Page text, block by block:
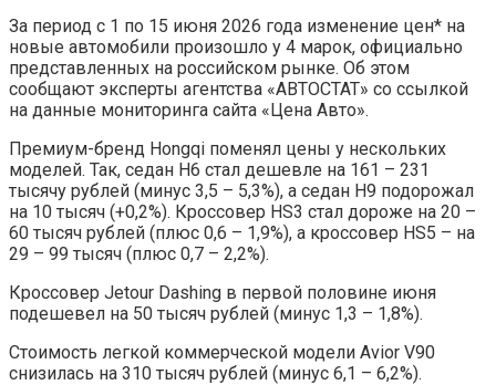
За период с 1 по 15 июня 2026 года изменение цен* на
новые автомобили произошло у 4 марок, официально
представленных на российском рынке. Об этом
сообщают эксперты агентства «АВТОСТАТ» со ссылкой
на данные мониторинга сайта «Цена Авто».
Премиум-бренд Hongqi поменял цены у нескольких
моделей. Так, седан H6 стал дешевле на 161 – 231
тысячу рублей (минус 3,5 – 5,3%), а седан H9 подорожал
на 10 тысяч (+0,2%). Кроссовер HS3 стал дороже на 20 –
60 тысяч рублей (плюс 0,6 – 1,9%), а кроссовер HS5 – на
29 – 99 тысяч (плюс 0,7 – 2,2%).
Кроссовер Jetour Dashing в первой половине июня
подешевел на 50 тысяч рублей (минус 1,3 – 1,8%).
Стоимость легкой коммерческой модели Avior V90
снизилась на 310 тысяч рублей (минус 6,1 – 6,2%).